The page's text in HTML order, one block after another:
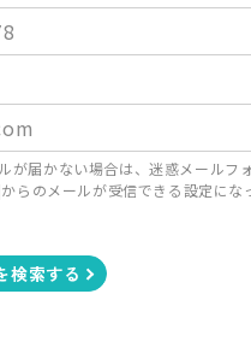
届かない場合は、迷惑メールフ
のメールが受信できる設定にな
検索する